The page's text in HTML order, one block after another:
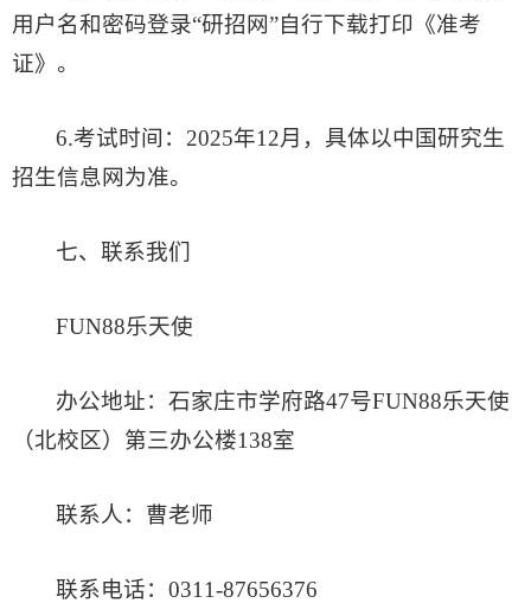
用户名和密码登录“研招网”自行下载打印《准考
证》。
6.考试时间：2025年12月，具体以中国研究生
招生信息网为准。
七、联系我们
FUN88乐天使
办公地址：石家庄市学府路47号FUN88乐天使
（北校区）第三办公楼138室
联系人：曹老师
联系电话：0311-87656376